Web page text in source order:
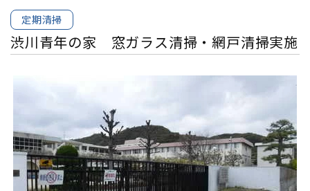
定期清掃
渋川青年の家 窓ガラス清掃・網戸清掃実施